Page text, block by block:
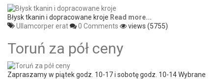
Błysk tkanin i dopracowane kroje Read more...
Ullamcorper erat
0 Comments views (5755)
Toruń za pół ceny
Zapraszamy w piątek godz. 10-17 i sobotę godz. 10-14 Wybrane